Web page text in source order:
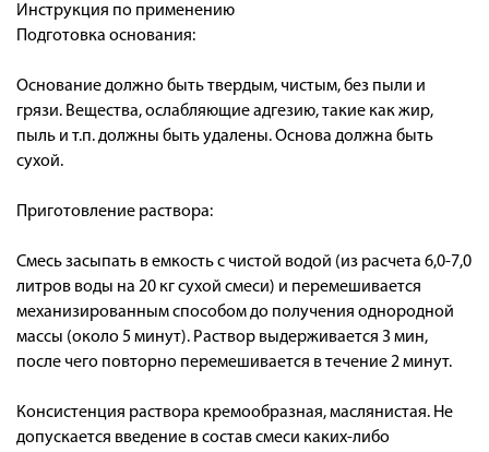
Инструкция по применению
Подготовка основания:
Основание должно быть твердым, чистым, без пыли и
грязи. Вещества, ослабляющие адгезию, такие как жир,
пыль и т.п. должны быть удалены. Основа должна быть
сухой.
Приготовление раствора:
Смесь засыпать в емкость с чистой водой (из расчета 6,0-7,0
литров воды на 20 кг сухой смеси) и перемешивается
механизированным способом до получения однородной
массы (около 5 минут). Раствор выдерживается 3 мин,
после чего повторно перемешивается в течение 2 минут.
Консистенция раствора кремообразная, маслянистая. Не
допускается введение в состав смеси каких-либо